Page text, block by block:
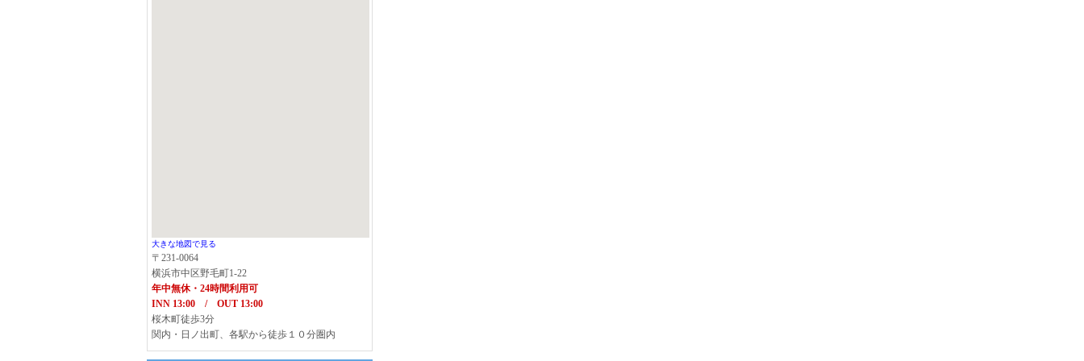
大きな地図で見る
〒231-0064
横浜市中区野毛町1-22
年中無休・24時間利用可
INN 13:00 / OUT 13:00
桜木町徒歩3分
関内・日ノ出町、各駅から徒歩１０分圏内